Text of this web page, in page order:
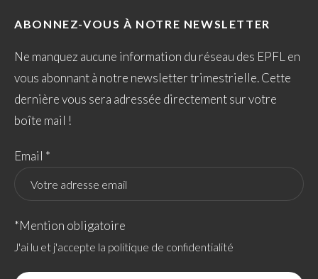
ABONNEZ-VOUS À NOTRE NEWSLETTER
Ne manquez aucune information du réseau des EPFL en
vous abonnant à notre newsletter trimestrielle. Cette
dernière vous sera adressée directement sur votre
boîte mail !
Email *
*Mention obligatoire
J'ai lu et j'accepte la politique de confidentialité